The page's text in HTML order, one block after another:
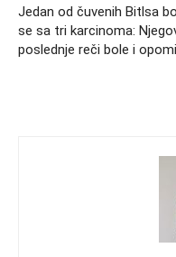
Jedan od čuvenih Bitlsa
se sa tri karcinoma:
poslednje reči bole i